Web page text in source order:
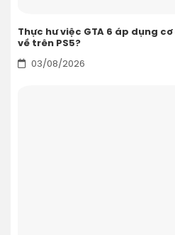
Thực hư việc GTA 6 áp dụng
về trên PS5?
03/08/2026